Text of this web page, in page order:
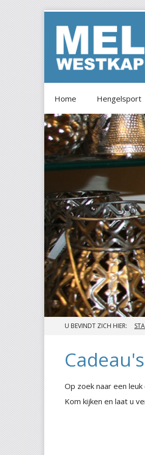
Home Hengelsport
U BEVINDT ZICH HIER:
Cadeau's
Op zoek naar een
Kom kijken en laat u